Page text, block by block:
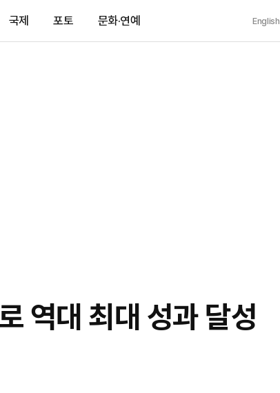
국제 포토 문화·연예 English
역대 최대 성과 달성